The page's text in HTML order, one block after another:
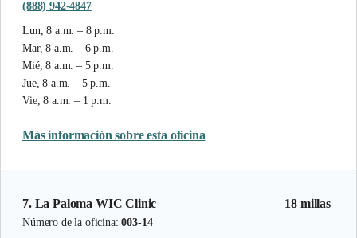
(888) 942-4847
Lun, 8 a.m. – 8 p.m.
Mar, 8 a.m. – 6 p.m.
Mié, 8 a.m. – 5 p.m.
Jue, 8 a.m. – 5 p.m.
Vie, 8 a.m. – 1 p.m.
Más información sobre esta oficina
18 millas
7. La Paloma WIC Clinic
Número de la oficina:003-14